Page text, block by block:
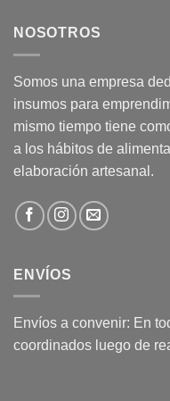
NOSOTROS
Somos una empresa
insumos para
mismo tiempo tiene
a los hábitos de
elaboración artesanal.
ENVÍOS
Envíos a convenir: En
coordinados luego de